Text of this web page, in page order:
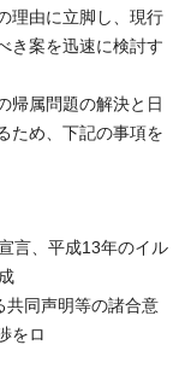
理由に立脚し、現行
き案を迅速に検討す
帰属問題の解決と日
ため、下記の事項を
言、平成13年のイル
共同声明等の諸合意
をロ